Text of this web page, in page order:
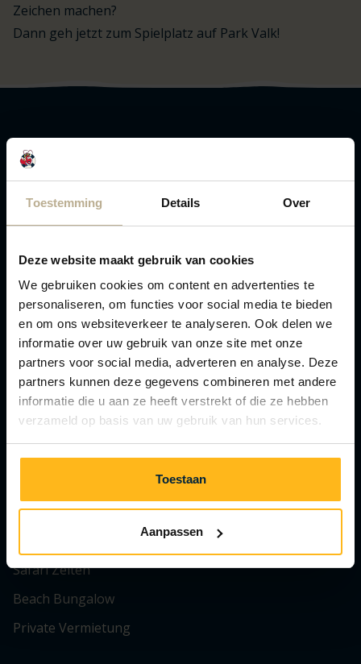
Toestemming Details Over
Deze website maakt gebruik van cookies
We gebruiken cookies om content en advertenties te
personaliseren, om functies voor social media te bieden
en om ons websiteverkeer te analyseren. Ook delen we
informatie over uw gebruik van onze site met onze
partners voor social media, adverteren en analyse. Deze
partners kunnen deze gegevens combineren met andere
informatie die u aan ze heeft verstrekt of die ze hebben
verzameld op basis van uw gebruik van hun services.
Toestaan
Aanpassen
Zeichen machen?
Dann geh jetzt zum Spielplatz auf Park Valk!
Logo Julianahoeve
Renesse 4325 DM
Route planen
info@julianahoeve.nl
Haustierfreier Park
Chalets
Safari Zelten
Beach Bungalow
Private Vermietung